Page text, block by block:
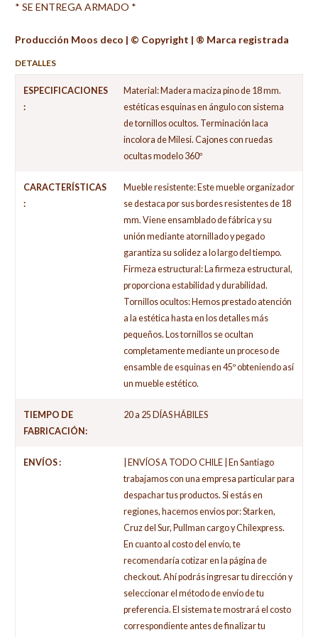
* SE ENTREGA ARMADO *
Producción Moos deco | ©️ Copyright | ®️ Marca registrada
DETALLES
ESPECIFICACIONES
:
Material: Madera maciza pino de 18 mm.
estéticas esquinas en ángulo con sistema
de tornillos ocultos. Terminación laca
incolora de Milesi. Cajones con ruedas
ocultas modelo 360º
CARACTERÍSTICAS
:
Mueble resistente: Este mueble organizador
se destaca por sus bordes resistentes de 18
mm. Viene ensamblado de fábrica y su
unión mediante atornillado y pegado
garantiza su solidez a lo largo del tiempo.
Firmeza estructural: La firmeza estructural,
proporciona estabilidad y durabilidad.
Tornillos ocultos: Hemos prestado atención
a la estética hasta en los detalles más
pequeños. Los tornillos se ocultan
completamente mediante un proceso de
ensamble de esquinas en 45º obteniendo así
un mueble estético.
TIEMPO DE
FABRICACIÓN:
20 a 25 DÍAS HÁBILES
ENVÍOS :
| ENVÍOS A TODO CHILE | En Santiago
trabajamos con una empresa particular para
despachar tus productos. Si estás en
regiones, hacemos envios por: Starken,
Cruz del Sur, Pullman cargo y Chilexpress.
En cuanto al costo del envío, te
recomendaría cotizar en la página de
checkout. Ahí podrás ingresar tu dirección y
seleccionar el método de envío de tu
preferencia. El sistema te mostrará el costo
correspondiente antes de finalizar tu